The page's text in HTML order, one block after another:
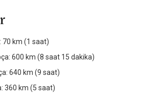
70 km (1 saat)
600 km (8 saat 15 dakika)
640 km (9 saat)
360 km (5 saat)